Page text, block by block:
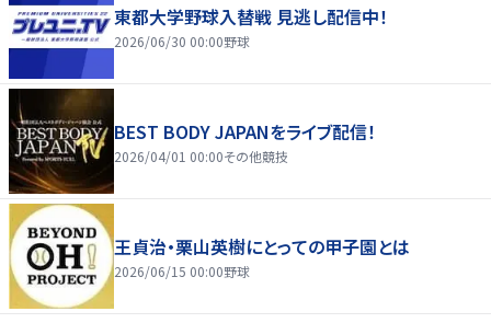
東都大学野球入替戦 見逃し配信中！
2026/06/30 00:00野球
BEST BODY JAPANをライブ配信！
2026/04/01 00:00その他競技
王貞治・栗山英樹にとっての甲子園とは
2026/06/15 00:00野球